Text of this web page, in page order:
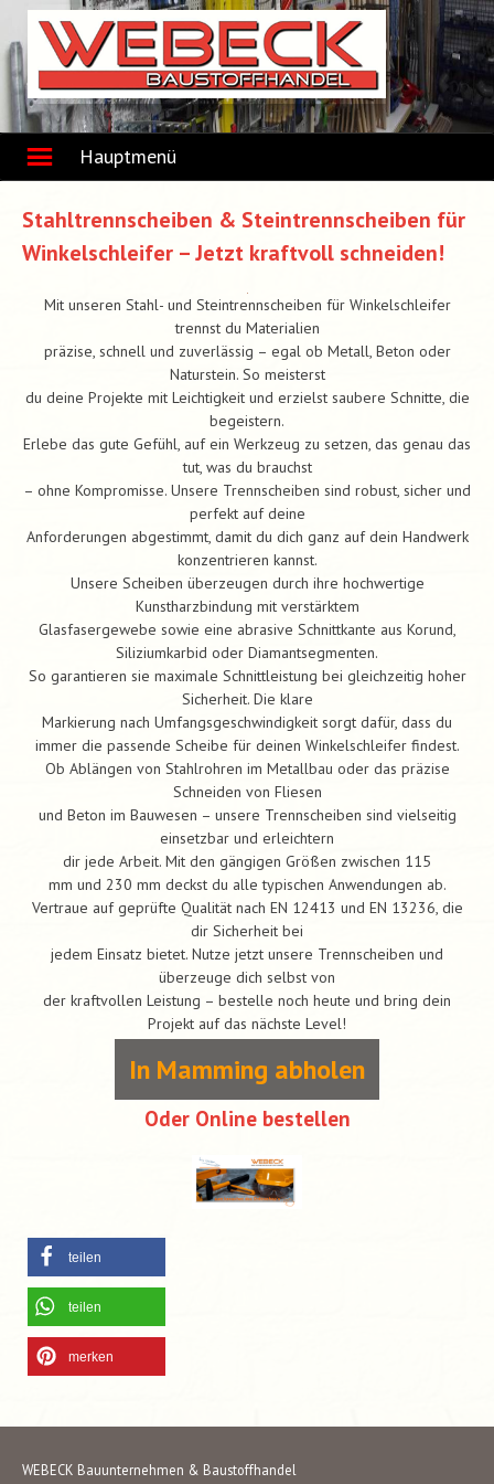
content
Hauptmenü
Stahltrennscheiben & Steintrennscheiben für
Winkelschleifer – Jetzt kraftvoll schneiden!
Mit unseren Stahl- und Steintrennscheiben für Winkelschleifer
trennst du Materialien
präzise, schnell und zuverlässig – egal ob Metall, Beton oder
Naturstein. So meisterst
du deine Projekte mit Leichtigkeit und erzielst saubere Schnitte, die
begeistern.
Erlebe das gute Gefühl, auf ein Werkzeug zu setzen, das genau das
tut, was du brauchst
– ohne Kompromisse. Unsere Trennscheiben sind robust, sicher und
perfekt auf deine
Anforderungen abgestimmt, damit du dich ganz auf dein Handwerk
konzentrieren kannst.
Unsere Scheiben überzeugen durch ihre hochwertige
Kunstharzbindung mit verstärktem
Glasfasergewebe sowie eine abrasive Schnittkante aus Korund,
Siliziumkarbid oder Diamantsegmenten.
So garantieren sie maximale Schnittleistung bei gleichzeitig hoher
Sicherheit. Die klare
Markierung nach Umfangsgeschwindigkeit sorgt dafür, dass du
immer die passende Scheibe für deinen Winkelschleifer findest.
Ob Ablängen von Stahlrohren im Metallbau oder das präzise
Schneiden von Fliesen
und Beton im Bauwesen – unsere Trennscheiben sind vielseitig
einsetzbar und erleichtern
dir jede Arbeit. Mit den gängigen Größen zwischen 115
mm und 230 mm deckst du alle typischen Anwendungen ab.
Vertraue auf geprüfte Qualität nach EN 12413 und EN 13236, die
dir Sicherheit bei
jedem Einsatz bietet. Nutze jetzt unsere Trennscheiben und
überzeuge dich selbst von
der kraftvollen Leistung – bestelle noch heute und bring dein
Projekt auf das nächste Level!
In Mamming abholen
Oder Online bestellen
teilen
teilen
merken
WEBECK Bauunternehmen & Baustoffhandel